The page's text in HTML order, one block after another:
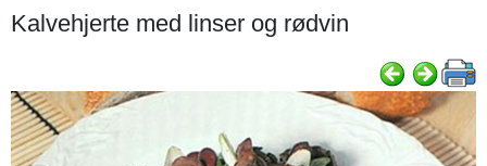
Kalvehjerte med linser og rødvin